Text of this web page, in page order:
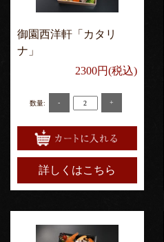
御園西洋軒「カタリ
ナ」
2300円(税込)
数量: - +
詳しくはこちら